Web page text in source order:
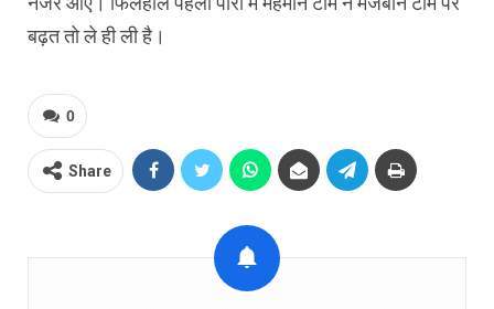
बढ़त तो ले ही ली है।
0
Share